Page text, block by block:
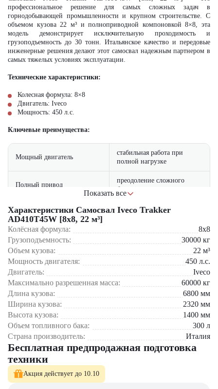
профессиональное решение для самых сложных задач в
горнодобывающей промышленности и крупном строительстве. С
объемом кузова 22 м³ и полноприводной компоновкой 8×8, эта
модель демонстрирует исключительную проходимость и
грузоподъемность до 30 тонн. Итальянское качество и передовые
инженерные решения делают этот самосвал надежным партнером в
самых тяжелых условиях эксплуатации.
Технические характеристики:
Колесная формула: 8×8
Двигатель: Iveco
Мощность: 450 л.с.
Ключевые преимущества:
Мощный двигатель
стабильная работа при
полной нагрузке
Полный привод
преодоление сложного
бездорожья
Экономичность
система EBS снижает расход
Комфортная кабина
эргономичное рабочее место
с климат-контролем
защищенное днище и
антикоррозийное покрытие
Безопасность
системы ESP, ABS, ASR и
интеллектуальный тормоз
Сферы применения:
Горнодобывающая промышленность – разработка карьеров
Крупное строительство – масштабные инфраструктурные
проекты
Нефтегазовая отрасль – работы на месторождениях
Специальные операции – военные и спасательные задачи
Тяжелые перевозки – транспортировка особо тяжелых грузов
Компания «ЦТО» – официальный дилер Iveco – предлагает:
Поставку новых самосвалов с полным пакетом документов
Расширенную гарантию 2 года или 300 000 км
Круглосуточный сервис и выездную диагностику
Гибкие финансовые программы (лизинг/кредит)
Показать все
Характеристики Самосвал Iveco Trakker
AD410T45W [8x8, 22 м³]
Колёсная формула:
8x8
Грузоподъемность:
30000 кг
Объем кузова:
22 м³
Мощность двигателя:
450 л.с.
Двигатель:
Iveco
Максимально разрешенная масса:
60000 кг
Длина кузова:
6800 мм
Ширина кузова:
2320 мм
Высота кузова:
1400 мм
Объем топливного бака:
300 л
Страна производитель:
Италия
Бесплатная предпродажная подготовка
техники
Акция действует до 10.10